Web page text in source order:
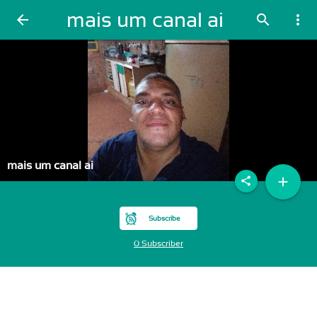
arrow_back mais um canal ai search more_vert
mais um canal ai
Subscribe
0 Subscriber
add
share